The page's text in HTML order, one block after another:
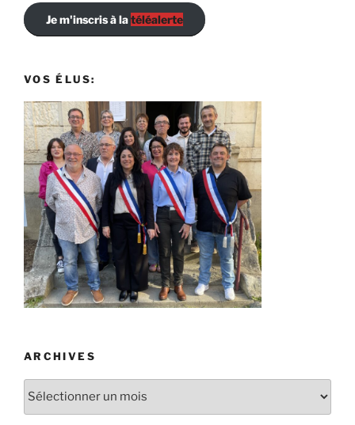
Je m'inscris à latéléalerte
VOS ÉLUS:
ARCHIVES